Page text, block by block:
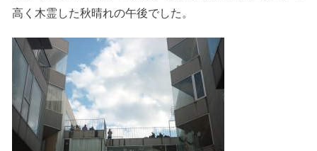
高く木霊した秋晴れの午後でした。